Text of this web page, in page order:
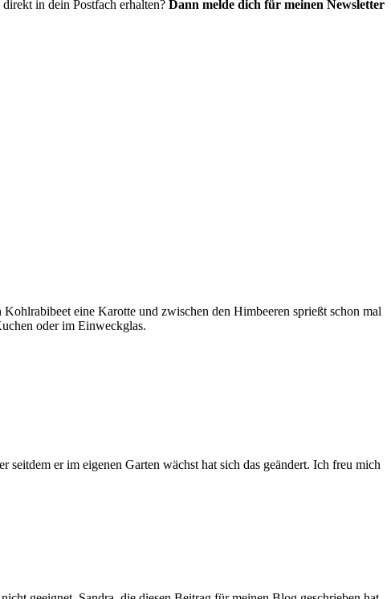
in dein Postfach erhalten? Dann melde dich für meinen Newsletter
eine Karotte und zwischen den Himbeeren sprießt schon mal
oder im Einweckglas.
er im eigenen Garten wächst hat sich das geändert. Ich freu mich